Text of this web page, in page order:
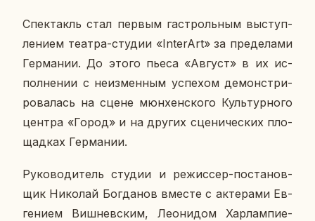
Спек­такль стал первым га­строль­ным вы­ступ­
ле­ни­ем театра-студии «InterArt» за пре­де­ла­ми
Гер­ма­нии. До этого пьеса «Август» в их ис­
пол­не­нии с неиз­мен­ным успе­хом де­мон­стри­
ро­ва­лась на сцене мюн­хен­ско­го Куль­тур­но­го
центра «Город» и на других сце­ни­че­ских пло­
щад­ках Гер­ма­нии.
Ру­ко­во­ди­тель студии и ре­жис­сер-по­ста­нов­
щик Ни­ко­лай Бог­да­нов вместе с ак­те­ра­ми Ев­
ге­ни­ем Виш­нев­ским, Лео­ни­дом Хар­лам­пи­е­